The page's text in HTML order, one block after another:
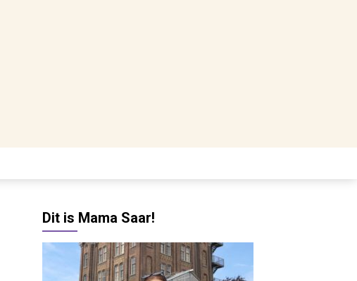
Dit is Mama Saar!